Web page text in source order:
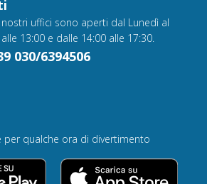
uffici sono aperti dal Lunedì al
13:00 e dalle 14:00 alle 17:30.
030/6394506
per qualche ora di divertimento